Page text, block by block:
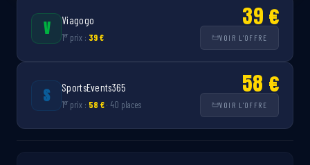
V Viagogo
1er prix : 39 €
39 €
VOIR L'OFFRE
S SportsEvents365
1er prix : 58 €· 40 places
58 €
VOIR L'OFFRE